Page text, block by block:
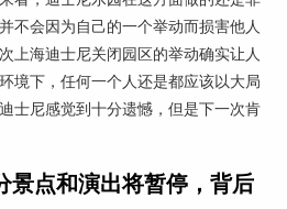
不会因为自己的一个举动而损害他人
上海迪士尼关闭园区的举动确实让人
境下，任何一个人还是都应该以大局
士尼感觉到十分遗憾，但是下一次肯
景点和演出将暂停，背后